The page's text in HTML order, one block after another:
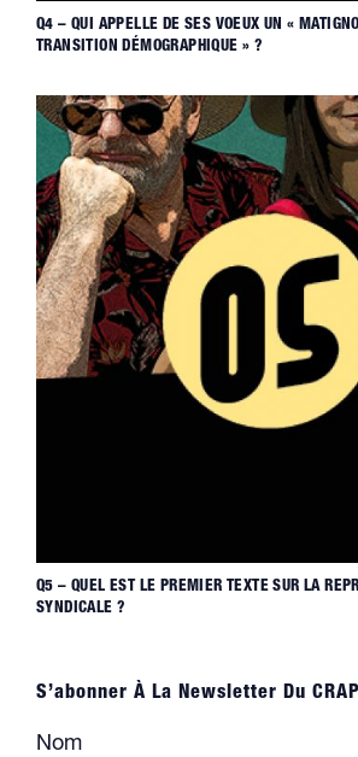
Q4 – QUI APPELLE DE SES VOEUX UN «
TRANSITION DÉMOGRAPHIQUE » ?
Q5 – QUEL EST LE PREMIER TEXTE SUR LA
SYNDICALE ?
S’abonner À La Newsletter Du
Nom